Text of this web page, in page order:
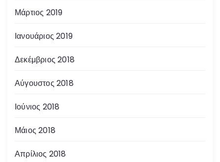
Μάρτιος 2019
Ιανουάριος 2019
Δεκέμβριος 2018
Αύγουστος 2018
Ιούνιος 2018
Μάιος 2018
Απρίλιος 2018